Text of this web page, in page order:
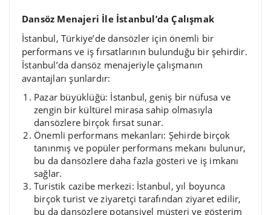
Dansöz Menajeri İle İstanbul’da Çalışmak
İstanbul, Türkiye’de dansözler için önemli bir
performans ve iş fırsatlarının bulunduğu bir şehirdir.
İstanbul’da dansöz menajeriyle çalışmanın
avantajları şunlardır:
Pazar büyüklüğü: İstanbul, geniş bir nüfusa ve
zengin bir kültürel mirasa sahip olmasıyla
dansözlere birçok fırsat sunar.
Önemli performans mekanları: Şehirde birçok
tanınmış ve popüler performans mekanı bulunur,
bu da dansözlere daha fazla gösteri ve iş imkanı
sağlar.
Turistik cazibe merkezi: İstanbul, yıl boyunca
birçok turist ve ziyaretçi tarafından ziyaret edilir,
bu da dansözlere potansiyel müşteri ve gösterim